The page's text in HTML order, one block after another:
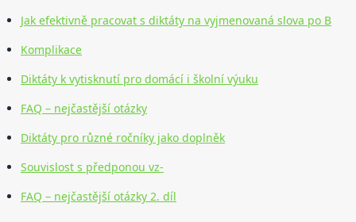
Jak efektivně pracovat s diktáty na vyjmenovaná slova po B
Komplikace
Diktáty k vytisknutí pro domácí i školní výuku
FAQ – nejčastější otázky
Diktáty pro různé ročníky jako doplněk
Souvislost s předponou vz-
FAQ – nejčastější otázky 2. díl